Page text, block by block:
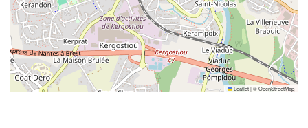
Leaflet|©OpenStreetMap